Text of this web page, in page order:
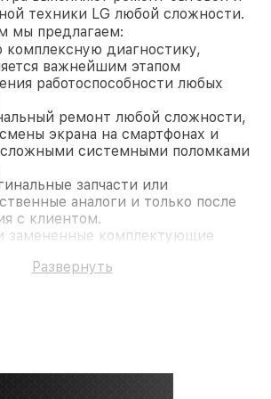
техники LG любой сложности.
мы предлагаем:
комплексную диагностику,
важнейшим этапом
работоспособности любых
ремонт любой сложности,
экрана на смартфонах и
сложными системными поломками
запчасти или
аналоги и только после
с клиентом.
замененные комплектующие
гарантии, мы бесплатно
репутацией;
Развернуть